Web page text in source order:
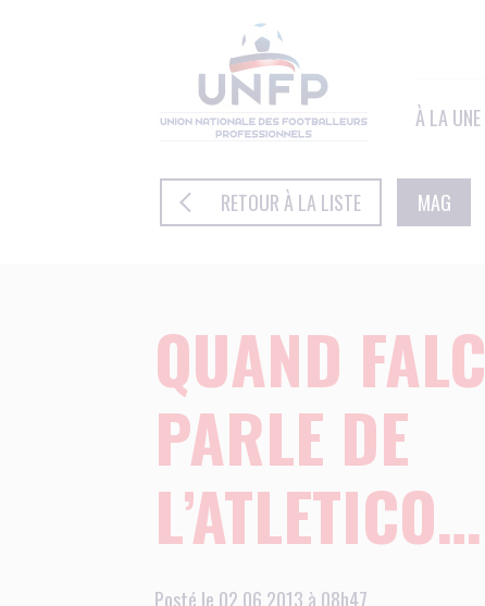
À LA UNE
RETOUR À LA LISTE MAG
QUAND
PARLE DE
L’ATLETICO…
Posté le 02.06.2013 à 08h47